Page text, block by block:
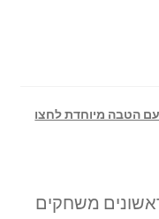
עם הטבה מיוחדת לחצו
משחקים